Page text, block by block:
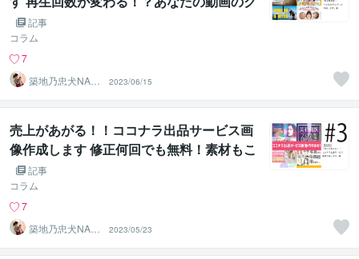
リック数上げます！
記事
コラム
7
築地乃忠犬NAN
A公
2023/06/15
売上があがる！！ココナラ出品サービス画
像作成します 修正何回でも無料！素材もこ
ちらで用意します！
記事
コラム
7
築地乃忠犬NAN
A公
2023/05/23